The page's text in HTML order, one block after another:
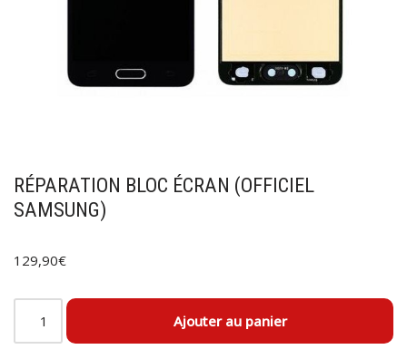
RÉPARATION BLOC ÉCRAN (OFFICIEL
SAMSUNG)
129,90€
Ajouter au panier